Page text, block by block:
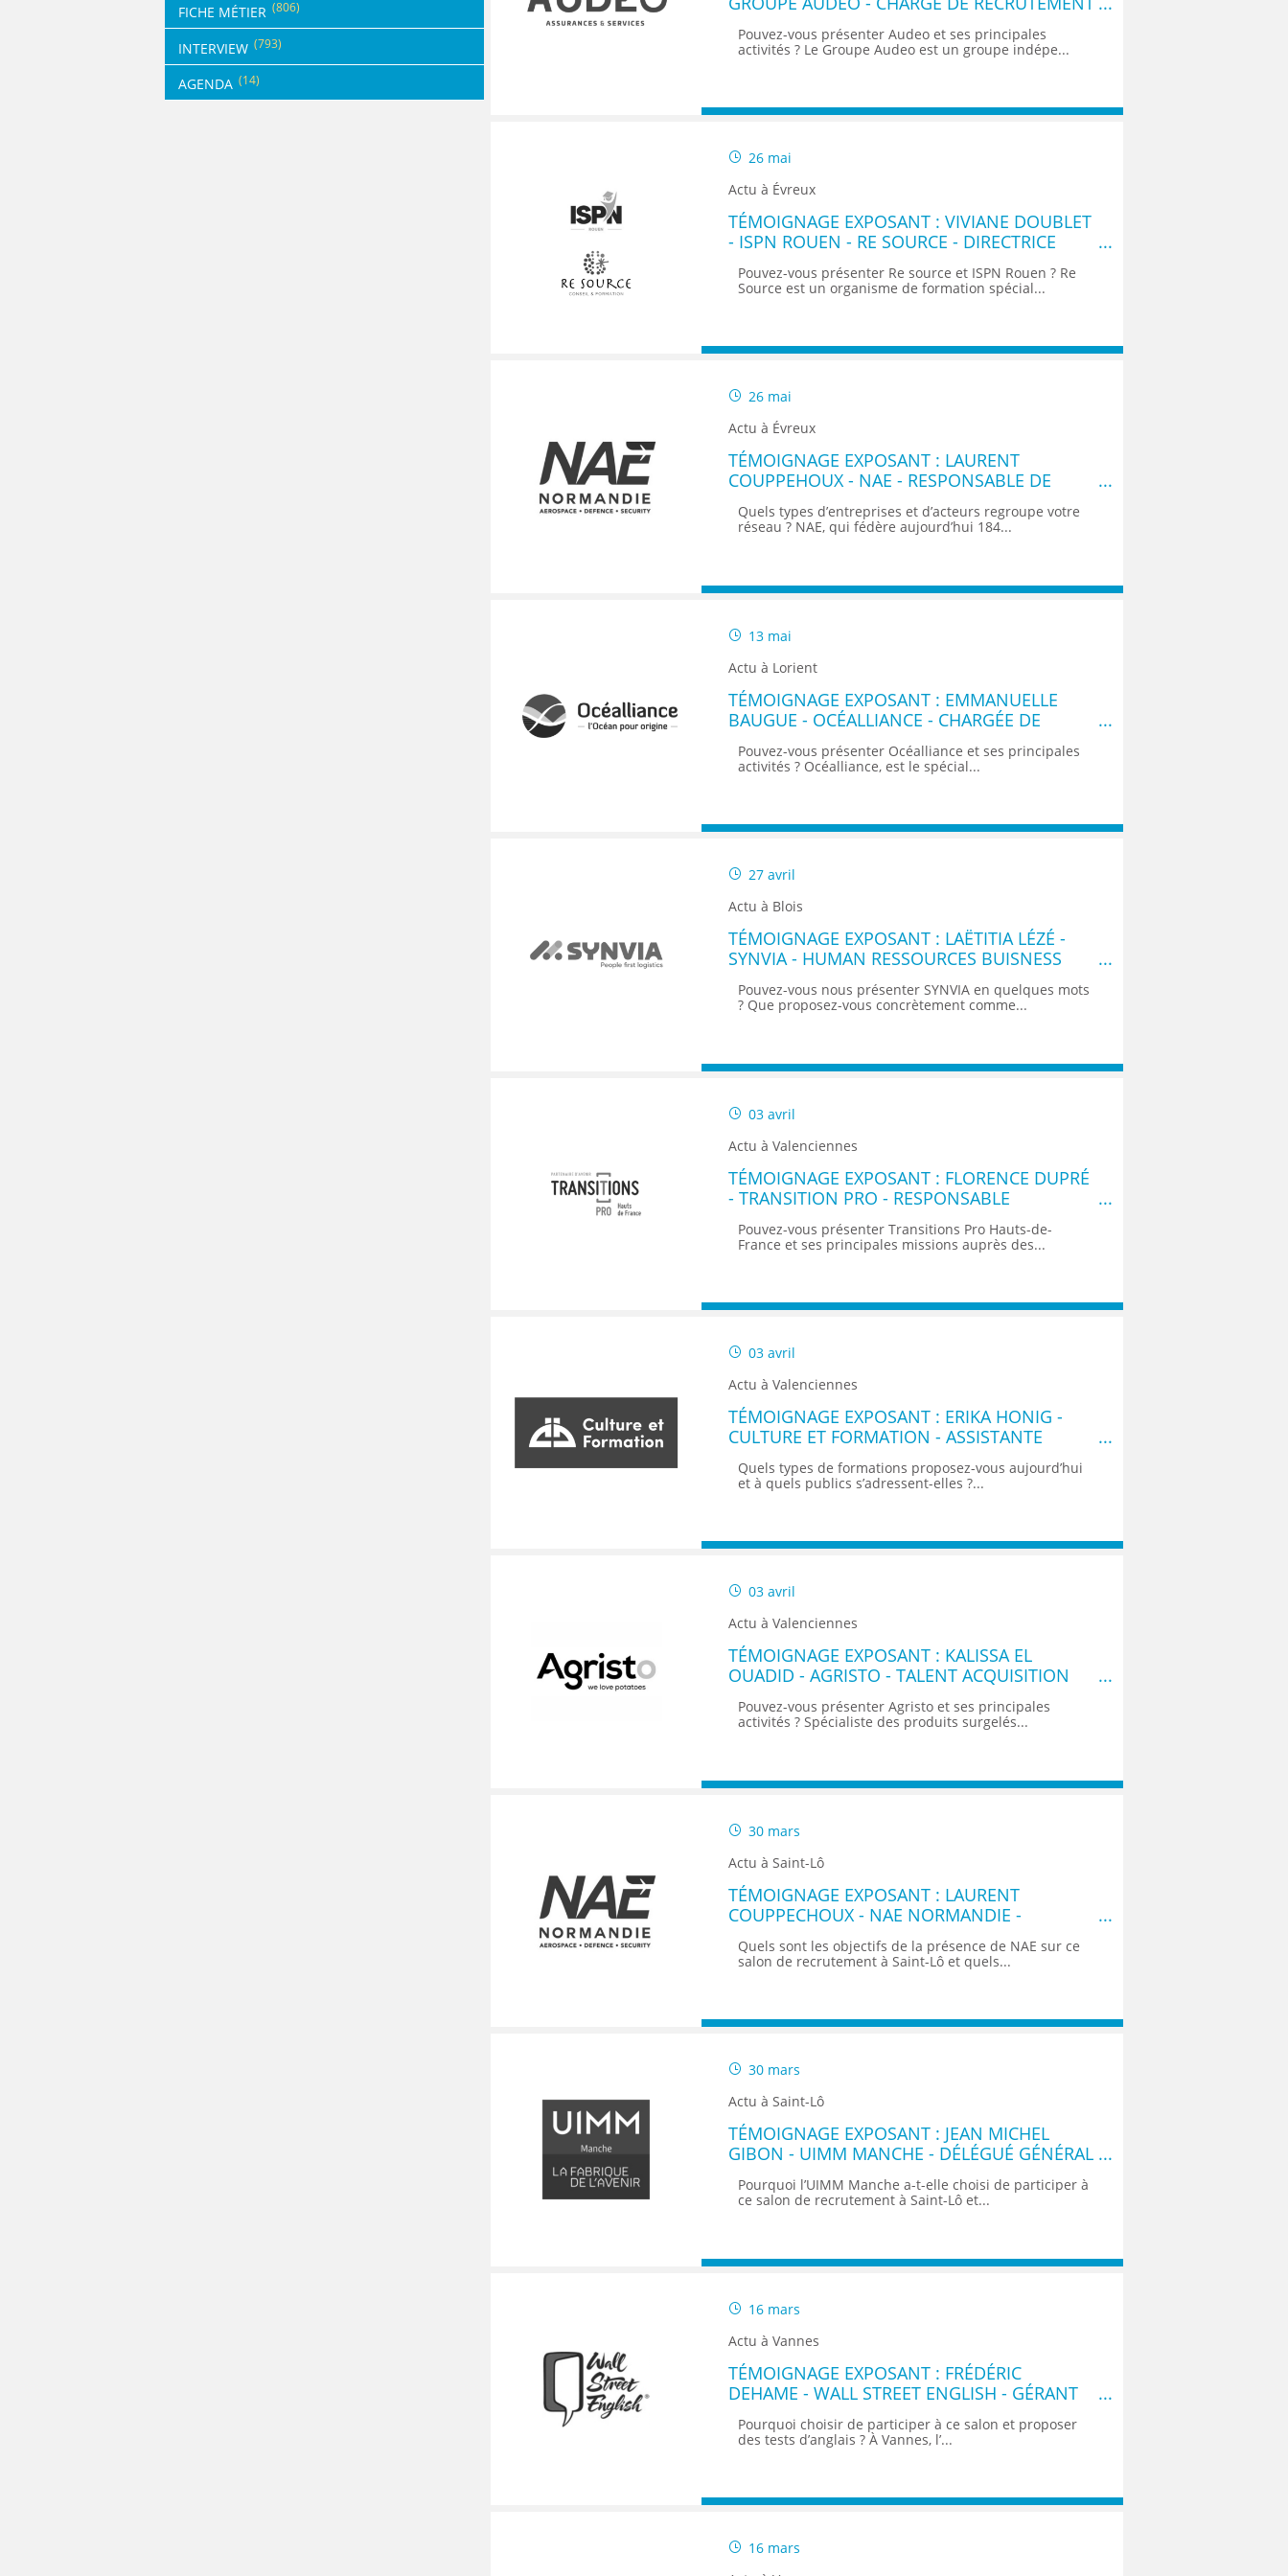
Pouvez-vous présenter Audeo et ses principales
activités ? Le Groupe Audeo est un groupe indépe...
26 mai
Actu à Évreux
TÉMOIGNAGE EXPOSANT : VIVIANE DOUBLET
- ISPN ROUEN - RE SOURCE - DIRECTRICE
Pouvez-vous présenter Re source et ISPN Rouen ? Re
Source est un organisme de formation spécial...
26 mai
Actu à Évreux
TÉMOIGNAGE EXPOSANT : LAURENT
COUPPEHOUX - NAE - RESPONSABLE DE
PROJETS EMPLOI FORMATION NAE
Quels types d’entreprises et d’acteurs regroupe votre
réseau ? NAE, qui fédère aujourd’hui 184...
13 mai
Actu à Lorient
TÉMOIGNAGE EXPOSANT : EMMANUELLE
BAUGUE - OCÉALLIANCE - CHARGÉE DE
DÉVELOPPEMENT RH
Pouvez-vous présenter Océalliance et ses principales
activités ? Océalliance, est le spécial...
27 avril
Actu à Blois
TÉMOIGNAGE EXPOSANT : LAËTITIA LÉZÉ -
SYNVIA - HUMAN RESSOURCES BUISNESS
Pouvez-vous nous présenter SYNVIA en quelques mots
? Que proposez-vous concrètement comme...
03 avril
Actu à Valenciennes
TÉMOIGNAGE EXPOSANT : FLORENCE DUPRÉ
- TRANSITION PRO - RESPONSABLE
Pouvez-vous présenter Transitions Pro Hauts-de-
France et ses principales missions auprès des...
03 avril
Actu à Valenciennes
TÉMOIGNAGE EXPOSANT : ERIKA HONIG -
CULTURE ET FORMATION - ASSISTANTE
MARKETING
Quels types de formations proposez-vous aujourd’hui
et à quels publics s’adressent-elles ?...
03 avril
Actu à Valenciennes
TÉMOIGNAGE EXPOSANT : KALISSA EL
OUADID - AGRISTO - TALENT ACQUISITION
Pouvez-vous présenter Agristo et ses principales
activités ? Spécialiste des produits surgelés...
30 mars
Actu à Saint-Lô
TÉMOIGNAGE EXPOSANT : LAURENT
COUPPECHOUX - NAE NORMANDIE -
RESPONSABLE DE PROJETS EMPLOI
FORMARTION
Quels sont les objectifs de la présence de NAE sur ce
salon de recrutement à Saint-Lô et quels...
30 mars
Actu à Saint-Lô
TÉMOIGNAGE EXPOSANT : JEAN MICHEL
GIBON - UIMM MANCHE - DÉLÉGUÉ GÉNÉRAL
Pourquoi l’UIMM Manche a-t-elle choisi de participer à
ce salon de recrutement à Saint-Lô et...
16 mars
Actu à Vannes
TÉMOIGNAGE EXPOSANT : FRÉDÉRIC
DEHAME - WALL STREET ENGLISH - GÉRANT
Pourquoi choisir de participer à ce salon et proposer
des tests d’anglais ? À Vannes, l’...
16 mars
FICHE MÉTIER (806)
INTERVIEW (793)
AGENDA (14)